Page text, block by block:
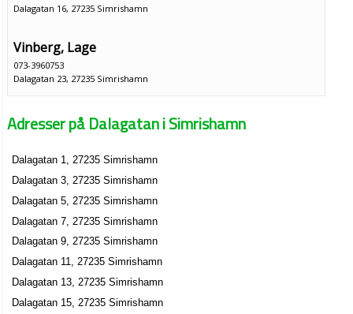
Dalagatan 16, 27235 Simrishamn
Vinberg, Lage
073-3960753
Dalagatan 23, 27235 Simrishamn
Mats Göran Agne Karlsson
Dalagatan 26, 27235 Simrishamn
Makalösa Trädgårdar Malin & Karin HB
Dalagatan 39, 27235 Simrishamn
MaKalösa Trädgårdar i Simrishamn AB
Malin Charlotta Nilsson
Adresser på Dalagatan i Simrishamn
Dalagatan 1, 27235 Simrishamn
Dalagatan 3, 27235 Simrishamn
Dalagatan 5, 27235 Simrishamn
Dalagatan 7, 27235 Simrishamn
Dalagatan 9, 27235 Simrishamn
Dalagatan 11, 27235 Simrishamn
Dalagatan 13, 27235 Simrishamn
Dalagatan 15, 27235 Simrishamn